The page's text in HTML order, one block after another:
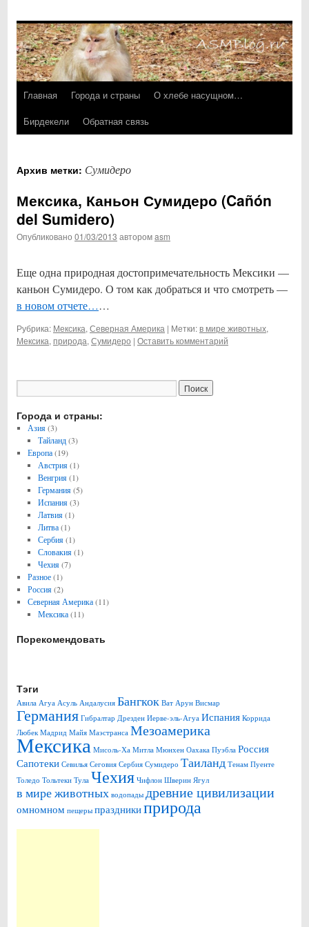
Перейти
к
Главная Города и страны
О хлебе насущном…
Бирдекели
Обратная связь
Архив метки: Сумидеро
Мексика, Каньон Сумидеро (Cañón
del Sumidero)
Опубликовано 01/03/2013 авторомasm
Еще одна природная достопримечательность Мексики —
каньон Сумидеро. О том как добраться и что смотреть —
в новом отчете……
Рубрика: Мексика, Северная Америка | Метки:в мире животных,
Мексика, природа, Сумидеро | Оставить комментарий
Города и страны:
Азия(3)
Тайланд(3)
Европа(19)
Австрия(1)
Венгрия(1)
Германия(5)
Испания(3)
Латвия(1)
Литва(1)
Сербия(1)
Словакия(1)
Чехия(7)
Разное(1)
Россия(2)
Северная Америка(11)
Мексика(11)
Порекомендовать
Тэги
Авила Агуа Асуль Андалусия Бангкок Ват Арун Висмар
Германия Гибралтар Дрезден Иерве-эль-Агуа Испания Коррида
Любек Мадрид Майя Маэстранса Мезоамерика
Мексика Мисоль-Ха Митла Мюнхен Оахака Пуэбла Россия
Сапотеки Севилья Сеговия Сербия Сумидеро Таиланд Тенам Пуенте
Толедо Тольтеки Тула Чехия Чифлон Шверин Ягул
в мире животных водопады древние цивилизации
омномном пещеры праздникиприрода